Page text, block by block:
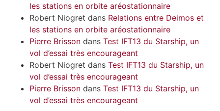
les stations en orbite aréostationnaire
Robert Niogret dans Relations entre Deimos et
les stations en orbite aréostationnaire
Pierre Brisson dans Test IFT13 du Starship, un
vol d’essai très encourageant
Robert Niogret dans Test IFT13 du Starship, un
vol d’essai très encourageant
Pierre Brisson dans Test IFT13 du Starship, un
vol d’essai très encourageant